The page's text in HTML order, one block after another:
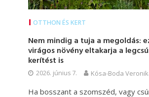
OTTHON ÉS KERT
Nem mindig a tuja a megoldás:
virágos növény eltakarja a
kerítést is
2026. június 7. Kósa-Boda
Ha bosszant a szomszéd, vagy